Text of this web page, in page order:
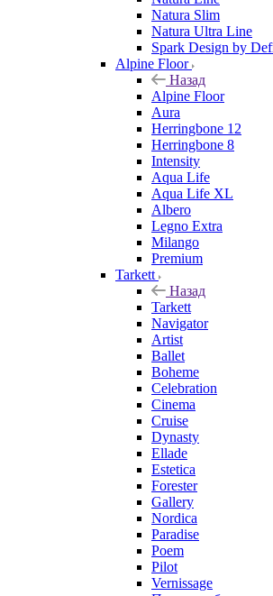
Natura Slim
Natura Ultra Line
Spark Design by
Alpine Floor
Назад
Alpine Floor
Aura
Herringbone 12
Herringbone 8
Intensity
Aqua Life
Aqua Life XL
Albero
Legno Extra
Milango
Premium
Tarkett
Назад
Tarkett
Navigator
Artist
Ballet
Boheme
Celebration
Cinema
Cruise
Dynasty
Ellade
Estetica
Forester
Gallery
Nordica
Paradise
Poem
Pilot
Vernissage